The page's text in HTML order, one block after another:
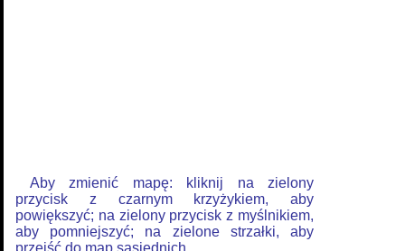
Aby zmienić mapę: kliknij na zielony
przycisk z czarnym krzyżykiem, aby
powiększyć; na zielony przycisk z myślnikiem,
aby pomniejszyć; na zielone strzałki, aby
przejść do map sąsiednich.